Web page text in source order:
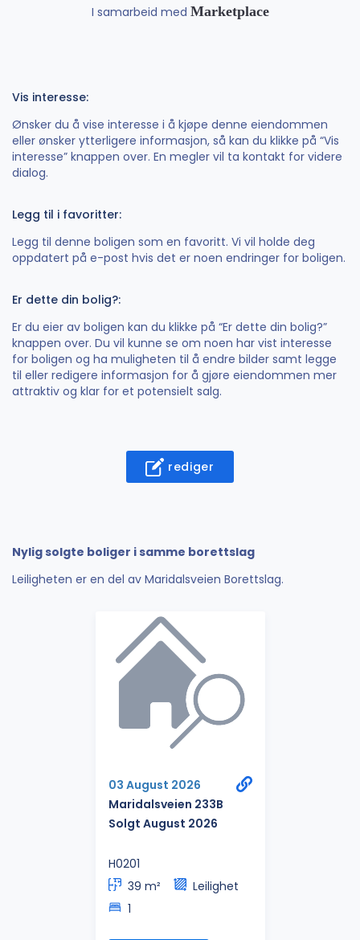
I samarbeid med Marketplace
Vis interesse:
Ønsker du å vise interesse i å kjøpe denne eiendommen
eller ønsker ytterligere informasjon, så kan du klikke på “Vis
interesse” knappen over. En megler vil ta kontakt for videre
dialog.
Legg til i favoritter:
Legg til denne boligen som en favoritt. Vi vil holde deg
oppdatert på e-post hvis det er noen endringer for boligen.
Er dette din bolig?:
Er du eier av boligen kan du klikke på “Er dette din bolig?”
knappen over. Du vil kunne se om noen har vist interesse
for boligen og ha muligheten til å endre bilder samt legge
til eller redigere informasjon for å gjøre eiendommen mer
attraktiv og klar for et potensielt salg.
rediger
Nylig solgte boliger i samme borettslag
Leiligheten er en del av Maridalsveien Borettslag.
03 August 2026
Maridalsveien 233B
Solgt August 2026
H0201
39 m²
Leilighet
1